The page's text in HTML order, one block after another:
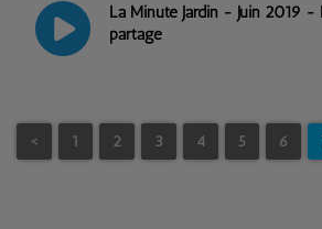
La Minute Jardin - Juin 2019 -
partagé
< 1 2 3 4 5 6